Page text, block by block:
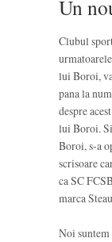
Un
Clubul
lui Boroi,
pana la
despre
lui Boroi.
Boroi, s-a
scrisoare
ca SC
marca
Noi suntem